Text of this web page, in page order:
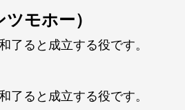
モホー）
ると成立する役です。
ると成立する役です。